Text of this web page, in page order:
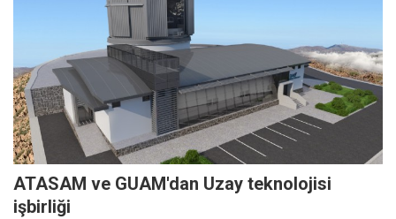
ATASAM ve GUAM'dan Uzay teknolojisi
işbirliği